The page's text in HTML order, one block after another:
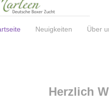
Neuigkeiten Über
Herzlich